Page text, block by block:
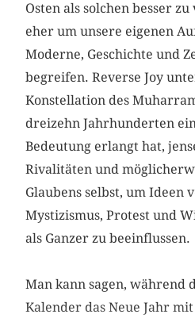
Osten als solchen besser
eher um unsere eigenen
Moderne, Geschichte und
begreifen. Reverse Joy
Konstellation des
dreizehn Jahrhunderten
Bedeutung erlangt hat,
Rivalitäten und
Glaubens selbst, um Ideen
Mystizismus, Protest und
als Ganzer zu beeinflussen.
Man kann sagen, während
Kalender das Neue Jahr